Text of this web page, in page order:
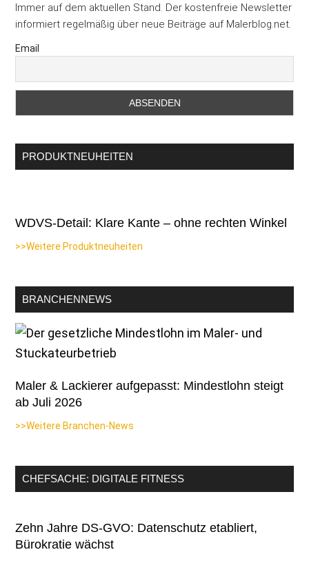
Immer auf dem aktuellen Stand. Der kostenfreie Newsletter
informiert regelmäßig über neue Beiträge auf Malerblog.net.
Email
PRODUKTNEUHEITEN
WDVS-Detail: Klare Kante – ohne rechten Winkel
>>Weitere Produktneuheiten
BRANCHENNEWS
Maler & Lackierer aufgepasst: Mindestlohn steigt
ab Juli 2026
>>Weitere Branchen-News
CHEFSACHE: DIGITALE FITNESS
Zehn Jahre DS-GVO: Datenschutz etabliert,
Bürokratie wächst